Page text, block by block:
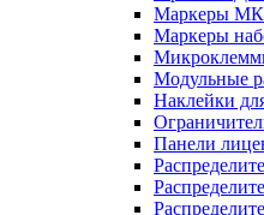
Маркеры МК
Маркеры
Модульные
Наклейки
Панели